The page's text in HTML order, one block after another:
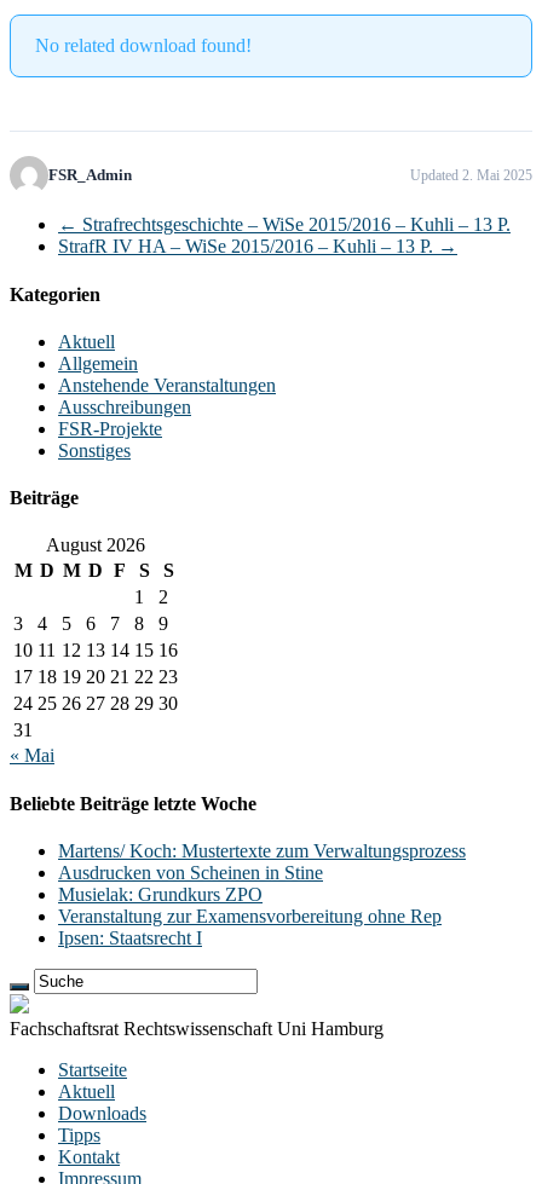
No related download found!
FSR_Admin Updated 2. Mai 2025
← Strafrechtsgeschichte – WiSe 2015/2016 – Kuhli – 13 P.
StrafR IV HA – WiSe 2015/2016 – Kuhli – 13 P. →
Kategorien
Aktuell
Allgemein
Anstehende Veranstaltungen
Ausschreibungen
FSR-Projekte
Sonstiges
Beiträge
August 2026
M D M D F S
S
1
2
3
4 5 6 7 8
9
10 11 12 13 14 15 16
17 18 19 20 21 22 23
24 25 26 27 28 29 30
31
« Mai
Beliebte Beiträge letzte Woche
Martens/ Koch: Mustertexte zum Verwaltungsprozess
Ausdrucken von Scheinen in Stine
Musielak: Grundkurs ZPO
Veranstaltung zur Examensvorbereitung ohne Rep
Ipsen: Staatsrecht I
Fachschaftsrat Rechtswissenschaft Uni Hamburg
Startseite
Aktuell
Downloads
Tipps
Kontakt
Impressum